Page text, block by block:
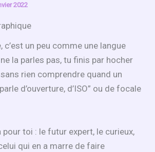
2022
c’est un peu comme une langue
la parles pas, tu finis par hocher
rien comprendre quand un
d’ouverture, d’ISO” ou de focale
pour toi : le futur expert, le curieux,
qui en a marre de faire